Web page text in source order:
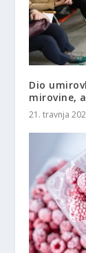
Dio
mirovine,
21. travnja